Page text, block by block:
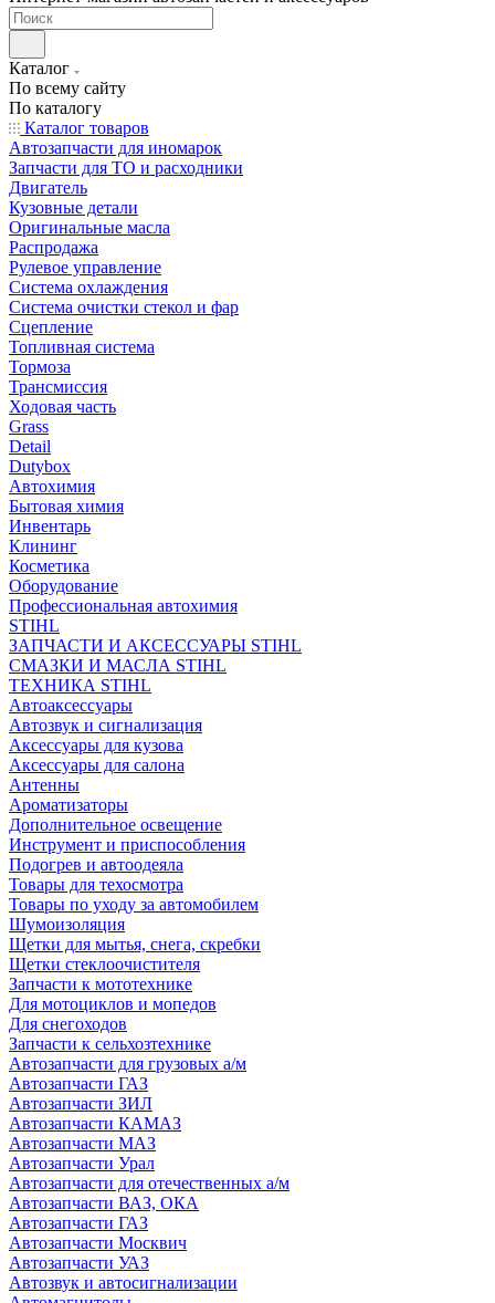
Каталог
По всему сайту
По каталогу
Каталог товаров
Автозапчасти для иномарок
Запчасти для ТО и расходники
Двигатель
Кузовные детали
Оригинальные масла
Распродажа
Рулевое управление
Система охлаждения
Система очистки стекол и фар
Сцепление
Топливная система
Тормоза
Трансмиссия
Ходовая часть
Grass
Detail
Dutybox
Автохимия
Бытовая химия
Инвентарь
Клининг
Косметика
Оборудование
Профессиональная автохимия
STIHL
ЗАПЧАСТИ И АКСЕССУАРЫ STIHL
СМАЗКИ И МАСЛА STIHL
ТЕХНИКА STIHL
Автоаксессуары
Автозвук и сигнализация
Аксессуары для кузова
Аксессуары для салона
Антенны
Ароматизаторы
Дополнительное освещение
Инструмент и приспособления
Подогрев и автоодеяла
Товары для техосмотра
Товары по уходу за автомобилем
Шумоизоляция
Щетки для мытья, снега, скребки
Щетки стеклоочистителя
Запчасти к мототехнике
Для мотоциклов и мопедов
Для снегоходов
Запчасти к сельхозтехнике
Автозапчасти для грузовых а/м
Автозапчасти ГАЗ
Автозапчасти ЗИЛ
Автозапчасти КАМАЗ
Автозапчасти МАЗ
Автозапчасти Урал
Автозапчасти для отечественных а/м
Автозапчасти ВАЗ, ОКА
Автозапчасти ГАЗ
Автозапчасти Москвич
Автозапчасти УАЗ
Автозвук и автосигнализации